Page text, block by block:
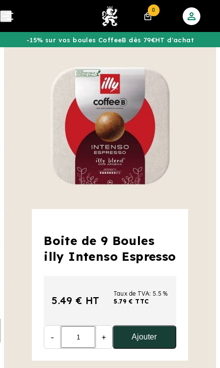
0
-15% sur vos boules CoffeeB dès 79€HT d'achat
Boite de 9 Boules
illy Intenso Espresso
5.49 € HT
Taux de TVA: 5.5 %
5.79 € TTC
- + Ajouter